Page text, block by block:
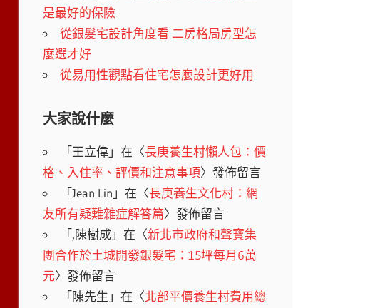
是最好的保險
從銀髮宅設計角度看 二房格局房型怎
麼選才好
從易用性觀點看住宅怎麼設計更好用
大家說什麼
「王立偉」在〈長庚養生村懶人包：價
格、入住率、評價和注意事項〉發佈留言
「Jean Lin 」在〈長庚養生文化村：網
友所有疑難雜症解答篇〉發佈留言
「,陳樹成」在〈新北市政府和聲寶集
團合作於土城開發銀髮宅：15坪每月6萬
元〉發佈留言
「陳先生 」在〈北部平價養生村費用總